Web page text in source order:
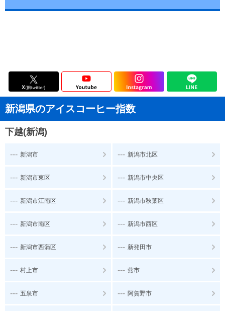
新潟県のアイスコーヒー指数
下越(新潟)
--- 新潟市 --- 新潟市北区
--- 新潟市東区 --- 新潟市中央区
--- 新潟市江南区 --- 新潟市秋葉区
--- 新潟市南区 --- 新潟市西区
--- 新潟市西蒲区 --- 新発田市
--- 村上市 --- 燕市
--- 五泉市 --- 阿賀野市